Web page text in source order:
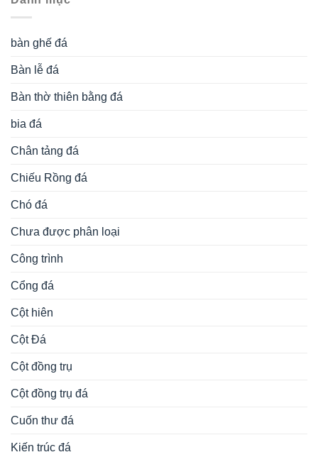
bàn ghế đá
Bàn lễ đá
Bàn thờ thiên bằng đá
bia đá
Chân tảng đá
Chiếu Rồng đá
Chó đá
Chưa được phân loại
Công trình
Cổng đá
Cột hiên
Cột Đá
Cột đồng trụ
Cột đồng trụ đá
Cuốn thư đá
Kiến trúc đá